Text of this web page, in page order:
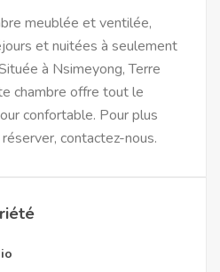
meublée et ventilée,
et nuitées à seulement
à Nsimeyong, Terre
chambre offre tout le
confortable. Pour plus
contactez-nous.